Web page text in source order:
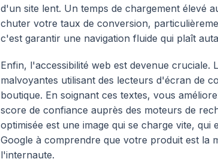
d'un site lent. Un temps de chargement élevé
chuter votre taux de conversion,
c'est garantir une navigation fluide qui plaît
Enfin, l'accessibilité web est devenue cruciale.
malvoyantes utilisant des lecteurs d'écran de
boutique. En soignant ces textes, vous
score de confiance auprès des moteurs de
optimisée est une image qui se charge vite, qui
Google à comprendre que votre produit est la
l'internaute.